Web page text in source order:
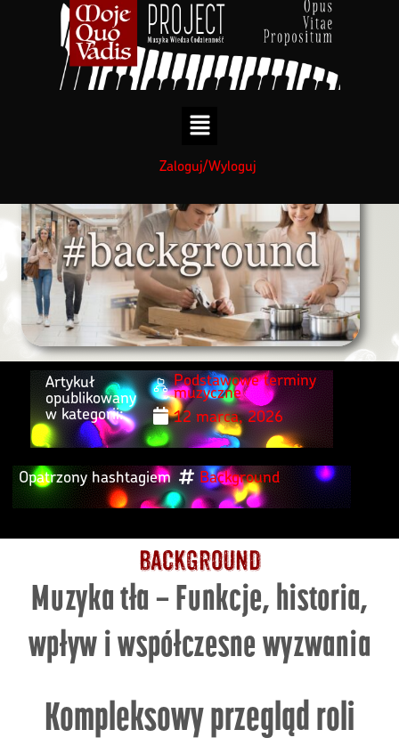
Zaloguj/Wyloguj
Podstawowe terminy
muzyczne
12 marca, 2026
Artykuł
opublikowany
w kategorii:
Background
Opatrzony hashtagiem
Background
Muzyka tła – Funkcje, historia,
wpływ i współczesne wyzwania
Kompleksowy przegląd roli